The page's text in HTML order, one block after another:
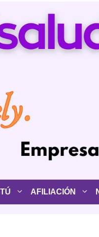
AFILIACIÓN